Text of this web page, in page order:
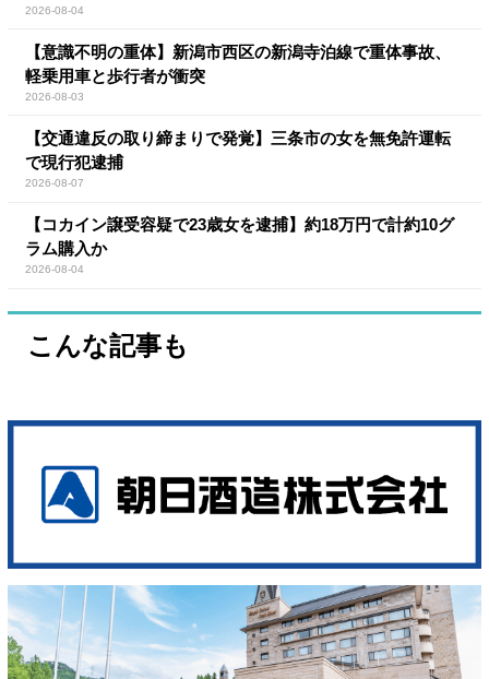
2026-08-04
【意識不明の重体】新潟市西区の新潟寺泊線で重体事故、
軽乗用車と歩行者が衝突
2026-08-03
【交通違反の取り締まりで発覚】三条市の女を無免許運転
で現行犯逮捕
2026-08-07
【コカイン譲受容疑で23歳女を逮捕】約18万円で計約10グ
ラム購入か
2026-08-04
こんな記事も